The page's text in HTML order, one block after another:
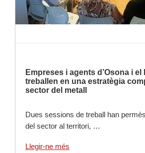
Empreses i agents d’Osona i
treballen en una estratègia
sector del metall
Dues sessions de treball han
del sector al territori, …
Llegir-ne més